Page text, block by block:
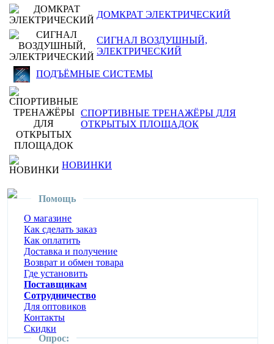
ДОМКРАТ ЭЛЕКТРИЧЕСКИЙ
СИГНАЛ ВОЗДУШНЫЙ,
ЭЛЕКТРИЧЕСКИЙ
ПОДЪЁМНЫЕ СИСТЕМЫ
СПОРТИВНЫЕ ТРЕНАЖЁРЫ ДЛЯ
ОТКРЫТЫХ ПЛОЩАДОК
НОВИНКИ
Помощь
О магазине
Как сделать заказ
Как оплатить
Доставка и получение
Возврат и обмен товара
Где установить
Поставщикам
Сотрудничество
Для оптовиков
Контакты
Cкидки
Опрос: